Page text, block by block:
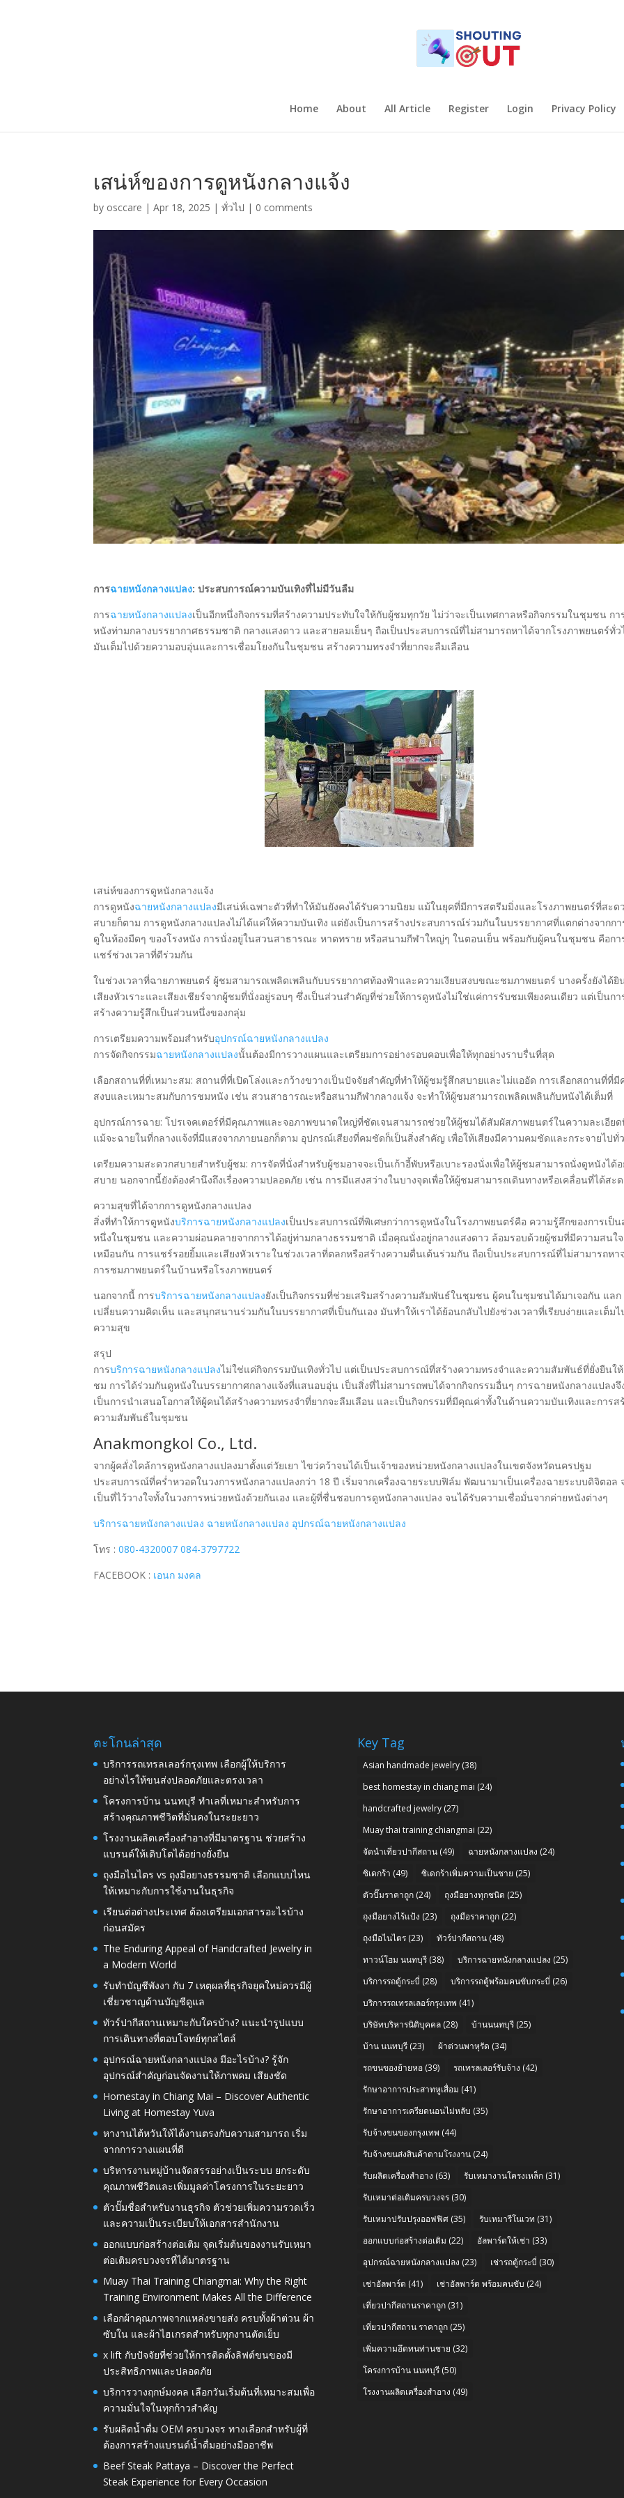
Home About All Article Register Login Privacy Policy
เสน่ห์ของการดูหนังกลางแจ้ง
by osccare |Apr 18, 2025 |ทั่วไป | 0 comments
การฉายหนังกลางแปลง: ประสบการณ์ความบันเทิงที่ไม่มีวันลืม
การฉายหนังกลางแปลงเป็นอีกหนึ่งกิจกรรมที่สร้างความประทับใจให้กับผู้ชมทุกวัย ไม่ว่าจะเป็นเทศกาลหรือกิจกรรมในชุมชน กา
หนังท่ามกลางบรรยากาศธรรมชาติ กลางแสงดาว และสายลมเย็นๆ ถือเป็นประสบการณ์ที่ไม่สามารถหาได้จากโรงภาพยนตร์ทั่ว
มันเต็มไปด้วยความอบอุ่นและการเชื่อมโยงกันในชุมชน สร้างความทรงจำที่ยากจะลืมเลือน
เสน่ห์ของการดูหนังกลางแจ้ง
การดูหนังฉายหนังกลางแปลงมีเสน่ห์เฉพาะตัวที่ทำให้มันยังคงได้รับความนิยม แม้ในยุคที่มีการสตรีมมิ่งและโรงภาพยนตร์ที่สะด
สบายก็ตาม การดูหนังกลางแปลงไม่ได้แค่ให้ความบันเทิง แต่ยังเป็นการสร้างประสบการณ์ร่วมกันในบรรยากาศที่แตกต่างจากกา
ดูในห้องมืดๆ ของโรงหนัง การนั่งอยู่ในสวนสาธารณะ หาดทราย หรือสนามกีฬาใหญ่ๆ ในตอนเย็น พร้อมกับผู้คนในชุมชน คือกา
แชร์ช่วงเวลาที่ดีร่วมกัน
ในช่วงเวลาที่ฉายภาพยนตร์ ผู้ชมสามารถเพลิดเพลินกับบรรยากาศท้องฟ้าและความเงียบสงบขณะชมภาพยนตร์ บางครั้งยังได้ยิ
เสียงหัวเราะและเสียงเชียร์จากผู้ชมที่นั่งอยู่รอบๆ ซึ่งเป็นส่วนสำคัญที่ช่วยให้การดูหนังไม่ใช่แค่การรับชมเพียงคนเดียว แต่เป็นกา
สร้างความรู้สึกเป็นส่วนหนึ่งของกลุ่ม
การเตรียมความพร้อมสำหรับอุปกรณ์ฉายหนังกลางแปลง
การจัดกิจกรรมฉายหนังกลางแปลงนั้นต้องมีการวางแผนและเตรียมการอย่างรอบคอบเพื่อให้ทุกอย่างราบรื่นที่สุด
เลือกสถานที่ที่เหมาะสม: สถานที่ที่เปิดโล่งและกว้างขวางเป็นปัจจัยสำคัญที่ทำให้ผู้ชมรู้สึกสบายและไม่แออัด การเลือกสถานที่ที่มี
สงบและเหมาะสมกับการชมหนัง เช่น สวนสาธารณะหรือสนามกีฬากลางแจ้ง จะทำให้ผู้ชมสามารถเพลิดเพลินกับหนังได้เต็มที่
อุปกรณ์การฉาย: โปรเจคเตอร์ที่มีคุณภาพและจอภาพขนาดใหญ่ที่ชัดเจนสามารถช่วยให้ผู้ชมได้สัมผัสภาพยนตร์ในความละเอีย
แม้จะฉายในที่กลางแจ้งที่มีแสงจากภายนอกก็ตาม อุปกรณ์เสียงที่คมชัดก็เป็นสิ่งสำคัญ เพื่อให้เสียงมีความคมชัดและกระจายไปทั่
เตรียมความสะดวกสบายสำหรับผู้ชม: การจัดที่นั่งสำหรับผู้ชมอาจจะเป็นเก้าอี้พับหรือเบาะรองนั่งเพื่อให้ผู้ชมสามารถนั่งดูหนังได้อ
สบาย นอกจากนี้ยังต้องคำนึงถึงเรื่องความปลอดภัย เช่น การมีแสงสว่างในบางจุดเพื่อให้ผู้ชมสามารถเดินทางหรือเคลื่อนที่ได้สะ
ความสุขที่ได้จากการดูหนังกลางแปลง
สิ่งที่ทำให้การดูหนังบริการฉายหนังกลางแปลงเป็นประสบการณ์ที่พิเศษกว่าการดูหนังในโรงภาพยนตร์คือ ความรู้สึกของการเป็
หนึ่งในชุมชน และความผ่อนคลายจากการได้อยู่ท่ามกลางธรรมชาติ เมื่อคุณนั่งอยู่กลางแสงดาว ล้อมรอบด้วยผู้ชมที่มีความสนใจ
เหมือนกัน การแชร์รอยยิ้มและเสียงหัวเราะในช่วงเวลาที่ตลกหรือสร้างความตื่นเต้นร่วมกัน ถือเป็นประสบการณ์ที่ไม่สามารถหา
การชมภาพยนตร์ในบ้านหรือโรงภาพยนตร์
นอกจากนี้ การบริการฉายหนังกลางแปลงยังเป็นกิจกรรมที่ช่วยเสริมสร้างความสัมพันธ์ในชุมชน ผู้คนในชุมชนได้มาเจอกัน แลก
เปลี่ยนความคิดเห็น และสนุกสนานร่วมกันในบรรยากาศที่เป็นกันเอง มันทำให้เราได้ย้อนกลับไปยังช่วงเวลาที่เรียบง่ายและเต็มไ
ความสุข
สรุป
การบริการฉายหนังกลางแปลงไม่ใช่แค่กิจกรรมบันเทิงทั่วไป แต่เป็นประสบการณ์ที่สร้างความทรงจำและความสัมพันธ์ที่ยั่งยืนใ
ชม การได้ร่วมกันดูหนังในบรรยากาศกลางแจ้งที่แสนอบอุ่น เป็นสิ่งที่ไม่สามารถพบได้จากกิจกรรมอื่นๆ การฉายหนังกลางแปลงจึ
เป็นการนำเสนอโอกาสให้ผู้คนได้สร้างความทรงจำที่ยากจะลืมเลือน และเป็นกิจกรรมที่มีคุณค่าทั้งในด้านความบันเทิงและการส
ความสัมพันธ์ในชุมชน
Anakmongkol Co., Ltd.
จากผู้คลั่งไคล้การดูหนังกลางแปลงมาตั้งแต่วัยเยา ไขว่คว้าจนได้เป็นเจ้าของหน่วยหนังกลางแปลงในเขตจังหวัดนครปฐม
ประสบการณ์ที่คร่ำหวอดในวงการหนังกลางแปลงกว่า 18 ปี เริ่มจากเครื่องฉายระบบฟิล์ม พัฒนามาเป็นเครื่องฉายระบบดิจิตอล
เป็นที่ไว้วางใจทั้งในวงการหน่วยหนังด้วยกันเอง และผู้ที่ชื่นชอบการดูหนังกลางแปลง จนได้รับความเชื่อมั่นจากค่ายหนังต่างๆ
บริการฉายหนังกลางแปลง ฉายหนังกลางแปลง อุปกรณ์ฉายหนังกลางแปลง
โทร :080-4320007 084-3797722
FACEBOOK : เอนก มงคล
ตะโกนล่าสุด
บริการรถเทรลเลอร์กรุงเทพ เลือกผู้ให้บริการ
อย่างไรให้ขนส่งปลอดภัยและตรงเวลา
โครงการบ้าน นนทบุรี ทำเลที่เหมาะสำหรับการ
สร้างคุณภาพชีวิตที่มั่นคงในระยะยาว
โรงงานผลิตเครื่องสำอางที่มีมาตรฐาน ช่วยสร้าง
แบรนด์ให้เติบโตได้อย่างยั่งยืน
ถุงมือไนไตร vs ถุงมือยางธรรมชาติ เลือกแบบไหน
ให้เหมาะกับการใช้งานในธุรกิจ
เรียนต่อต่างประเทศ ต้องเตรียมเอกสารอะไรบ้าง
ก่อนสมัคร
The Enduring Appeal of Handcrafted Jewelry in
a Modern World
รับทำบัญชีพังงา กับ 7 เหตุผลที่ธุรกิจยุคใหม่ควรมีผู้
เชี่ยวชาญด้านบัญชีดูแล
ทัวร์ปากีสถานเหมาะกับใครบ้าง? แนะนำรูปแบบ
การเดินทางที่ตอบโจทย์ทุกสไตล์
อุปกรณ์ฉายหนังกลางแปลง มีอะไรบ้าง? รู้จัก
อุปกรณ์สำคัญก่อนจัดงานให้ภาพคม เสียงชัด
Homestay in Chiang Mai – Discover Authentic
Living at Homestay Yuva
หางานไต้หวันให้ได้งานตรงกับความสามารถ เริ่ม
จากการวางแผนที่ดี
บริหารงานหมู่บ้านจัดสรรอย่างเป็นระบบ ยกระดับ
คุณภาพชีวิตและเพิ่มมูลค่าโครงการในระยะยาว
ตัวปั๊มชื่อสำหรับงานธุรกิจ ตัวช่วยเพิ่มความรวดเร็ว
และความเป็นระเบียบให้เอกสารสำนักงาน
ออกแบบก่อสร้างต่อเติม จุดเริ่มต้นของงานรับเหมา
ต่อเติมครบวงจรที่ได้มาตรฐาน
Muay Thai Training Chiangmai: Why the Right
Training Environment Makes All the Difference
เลือกผ้าคุณภาพจากแหล่งขายส่ง ครบทั้งผ้าต่วน ผ้า
ซับใน และผ้าไฮเกรดสำหรับทุกงานตัดเย็บ
x lift กับปัจจัยที่ช่วยให้การติดตั้งลิฟต์ขนของมี
ประสิทธิภาพและปลอดภัย
บริการวางฤกษ์มงคล เลือกวันเริ่มต้นที่เหมาะสมเพื่อ
ความมั่นใจในทุกก้าวสำคัญ
รับผลิตน้ำดื่ม OEM ครบวงจร ทางเลือกสำหรับผู้ที่
ต้องการสร้างแบรนด์น้ำดื่มอย่างมืออาชีพ
Beef Steak Pattaya – Discover the Perfect
Steak Experience for Every Occasion
Key Tag
Asian handmade jewelry(38)
best homestay in chiang mai (24)
handcrafted jewelry(27)
Muay thai training chiangmai (22)
จัดนำเที่ยวปากีสถาน(49) ฉายหนังกลางแปลง (24)
ซิเดกร้า (49) ซิเดกร้าเพิ่มความเป็นชาย (25)
ตัวปั๊มราคาถูก(24) ถุงมือยางทุกชนิด (25)
ถุงมือยางไร้แป้ง (23) ถุงมือราคาถูก(22)
ถุงมือไนไตร(23) ทัวร์ปากีสถาน(48)
ทาวน์โฮม นนทบุรี(38) บริการฉายหนังกลางแปลง (25)
บริการรถตู้กระบี่ (28) บริการรถตู้พร้อมคนขับกระบี่ (26)
บริการรถเทรลเลอร์กรุงเทพ (41)
บริษัทบริหารนิติบุคคล(28) บ้านนนทบุรี(25)
บ้าน นนทบุรี(23) ผ้าต่วนพาหุรัด (34)
รถขนของย้ายหอ(39) รถเทรลเลอร์รับจ้าง (42)
รักษาอาการประสาทหูเสื่อม (41)
รักษาอาการเครียดนอนไม่หลับ (35)
รับจ้างขนของกรุงเทพ (44)
รับจ้างขนส่งสินค้าตามโรงงาน(24)
รับผลิตเครื่องสำอาง (63) รับเหมางานโครงเหล็ก(31)
รับเหมาต่อเติมครบวงจร(30)
รับเหมาปรับปรุงออฟฟิศ(35) รับเหมารีโนเวท (31)
ออกแบบก่อสร้างต่อเติม (22) อัลพาร์ดให้เช่า (33)
อุปกรณ์ฉายหนังกลางแปลง (23) เช่ารถตู้กระบี่ (30)
เช่าอัลพาร์ด (41) เช่าอัลพาร์ด พร้อมคนขับ (24)
เที่ยวปากีสถานราคาถูก(31)
เที่ยวปากีสถาน ราคาถูก(25)
เพิ่มความอึดทนท่านชาย (32)
โครงการบ้าน นนทบุรี(50)
โรงงานผลิตเครื่องสำอาง (49)